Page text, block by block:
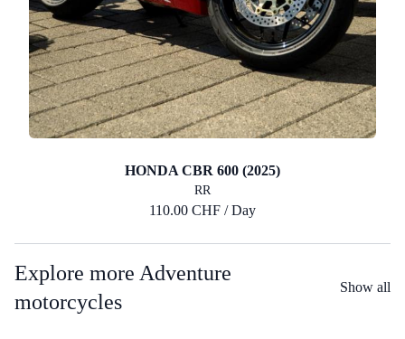
HONDA CBR 600 (2025)
RR
110.00 CHF / Day
Explore more Adventure
motorcycles
Show all